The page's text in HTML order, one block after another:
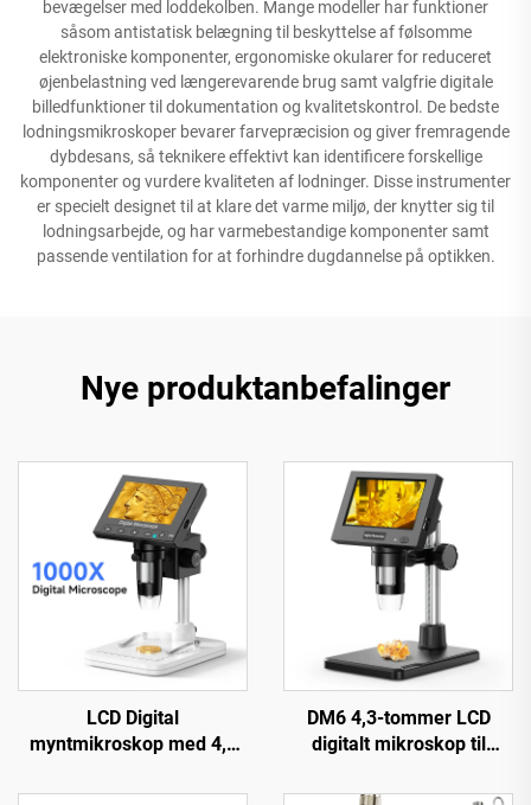
bevægelser med loddekolben. Mange modeller har funktioner
såsom antistatisk belægning til beskyttelse af følsomme
elektroniske komponenter, ergonomiske okularer for reduceret
øjenbelastning ved længerevarende brug samt valgfrie digitale
billedfunktioner til dokumentation og kvalitetskontrol. De bedste
lodningsmikroskoper bevarer farvepræcision og giver fremragende
dybdesans, så teknikere effektivt kan identificere forskellige
komponenter og vurdere kvaliteten af lodninger. Disse instrumenter
er specielt designet til at klare det varme miljø, der knytter sig til
lodningsarbejde, og har varmebestandige komponenter samt
passende ventilation for at forhindre dugdannelse på optikken.
Nye produktanbefalinger
LCD Digital
myntmikroskop med 4,3
myntforstørrelsesglas
DM6 4,3-tommer LCD
digitalt mikroskop til
lodning, reparation, pcb,